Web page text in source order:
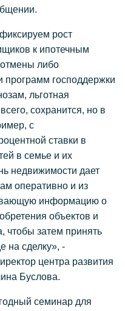
рост
к ипотечным
либо
господдержки
льготная
сохранится, но в
с
ставки в
в семье и их
недвижимости дает
оперативно и из
информацию о
объектов и
чтобы затем принять
на сделку», -
центра развития
Буслова.
семинар для